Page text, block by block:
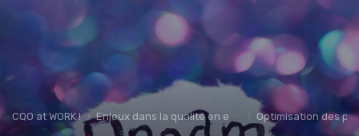
CQO at WORK ! Enjeux dans la qualité en entreprise Optimisation des